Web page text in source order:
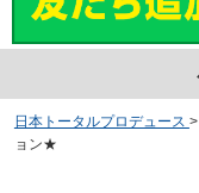
日本トータルプロデュース >
ョン★